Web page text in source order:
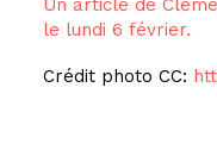
Un article de
le lundi 6 février.
Crédit photo CC: